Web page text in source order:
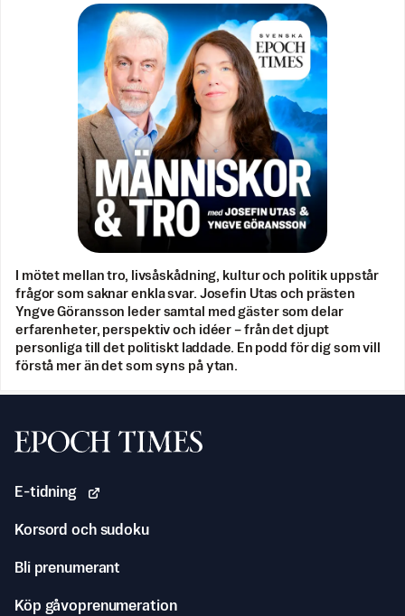
I mötet mellan tro, livsåskådning, kultur och politik uppstår
frågor som saknar enkla svar. Josefin Utas och prästen
Yngve Göransson leder samtal med gäster som delar
erfarenheter, perspektiv och idéer – från det djupt
personliga till det politiskt laddade. En podd för dig som vill
förstå mer än det som syns på ytan.
Svenska Epoch Times
E-tidning
Korsord och sudoku
Bli prenumerant
Köp gåvoprenumeration